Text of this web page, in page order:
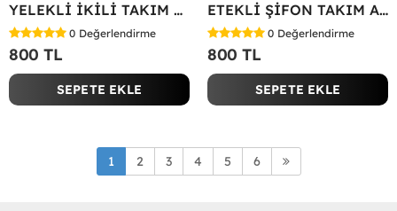
YELEKLİ İKİLİ TAKIM Bej
0 Değerlendirme
800 TL
SEPETE EKLE
ETEKLİ ŞİFON TAKIM Acı Kahve
0 Değerlendirme
800 TL
SEPETE EKLE
1 2 3 4 5 6